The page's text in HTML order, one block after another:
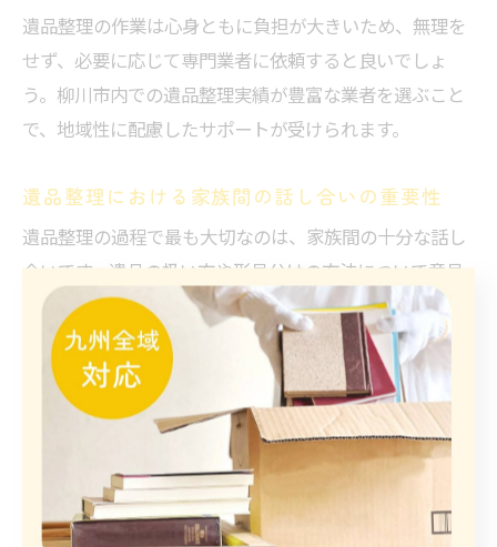
遺品整理の作業は心身ともに負担が大きいため、無理を
せず、必要に応じて専門業者に依頼すると良いでしょ
う。柳川市内での遺品整理実績が豊富な業者を選ぶこと
で、地域性に配慮したサポートが受けられます。
遺品整理における家族間の話し合いの重要性
遺品整理の過程で最も大切なのは、家族間の十分な話し
合いです。遺品の扱い方や形見分けの方法について意見
が食い違うことは珍しくありませんが、互いの想いを尊
重し合うことで、納得のいく整理が可能になります。感
情的になりやすい場面ですが、冷静に意見を交換するこ
とがトラブル回避のポイントです。
また、第三者である遺品整理業者を交えて話し合うこと
で、客観的な意見を取り入れやすくなり、円滑な進行に
つながります。柳川市の家族間での遺品整理事例でも、